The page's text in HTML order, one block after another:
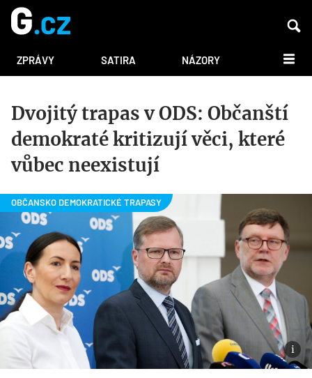
ZPRÁVY SATIRA NÁZORY DALŠÍ
Dvojitý trapas v ODS: Občanští
demokraté kritizují věci, které
vůbec neexistují